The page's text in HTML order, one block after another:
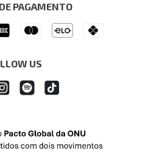
PAGAMENTO
US